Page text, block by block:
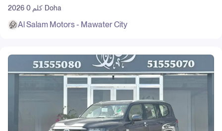
2026 0 كلم Doha
Al Salam Motors - Mawater City